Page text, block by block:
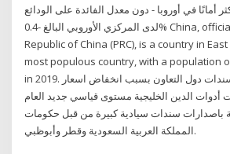
أمانًا في أوروبا - دون معدل الفائدة على الودائع
لدى المركزي الأوروبي البالغ -0.4% China, officially the People's
Republic of China (PRC), is a country in
most populous country, with a population
in 2019. رقم قياسي جديد للسندات دول التعاون بسبب انخفاض اسعار
الدين الخليجية مستوى قياسي جديد العام
باصدارات سندات سيادية كبيرة من قبل حكومات
المملكة العربية السعودية وقطر وأبوظبي.